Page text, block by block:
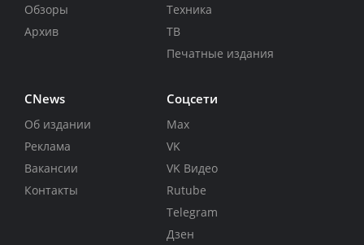
Обзоры
Архив
Техника
ТВ
Печатные издания
CNews
Об издании
Реклама
Вакансии
Контакты
Соцсети
Max
VK
VK Видео
Rutube
Telegram
Дзен